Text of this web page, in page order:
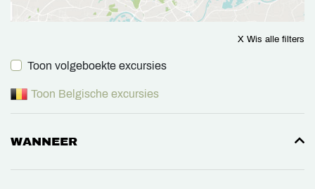
X Wis alle filters
Toon volgeboekte excursies
Toon Belgische excursies
WANNEER